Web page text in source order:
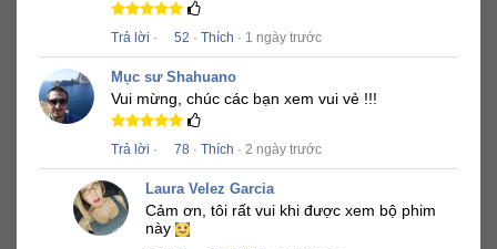
Trả lời · 52 · Thích · 1 ngày trước
Mục sư Shahuano
Vui mừng, chúc các bạn xem vui vẻ !!!
Trả lời · 78 · Thích · 2 ngày trước
Laura Velez Garcia
Cảm ơn, tôi rất vui khi được xem bộ phim
này